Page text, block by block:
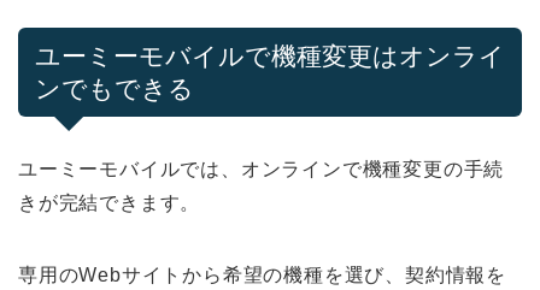
ユーミーモバイルで機種変更はオンライ
ンでもできる
ユーミーモバイルでは、オンラインで機種変更の手続
きが完結できます。
専用のWebサイトから希望の機種を選び、契約情報を